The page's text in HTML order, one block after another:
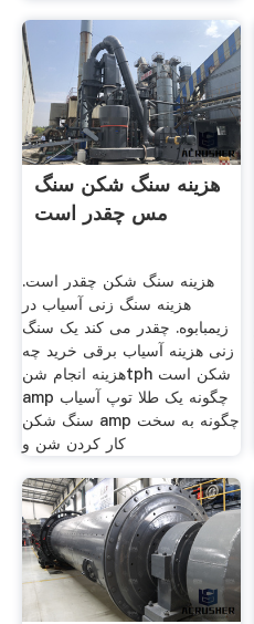
هزینه سنگ شکن سنگ
مس چقدر است
هزینه سنگ شکن چقدر است.
هزینه سنگ زنی آسیاب در
زیمبابوه. چقدر می کند یک سنگ
زنی هزینه آسیاب برقی خرید چه
هزینه انجام شنtph شکن است
amp چگونه یک طلا توپ آسیاب
سنگ شکن amp چگونه به سخت
کار کردن شن و